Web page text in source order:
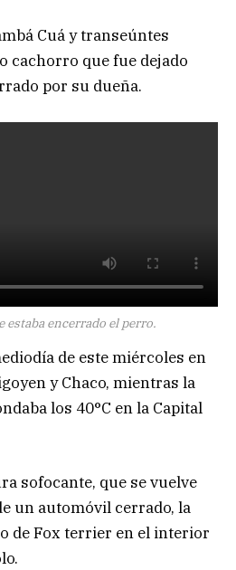
Cuá y transeúntes
cachorro que fue dejado
por su dueña.
estaba encerrado el perro.
de este miércoles en
y Chaco, mientras la
los 40°C en la Capital
sofocante, que se vuelve
un automóvil cerrado, la
de Fox terrier en el interior